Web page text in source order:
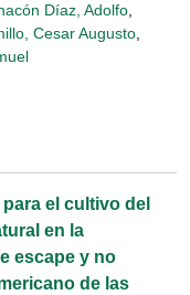
Díaz, Adolfo,
Cesar Augusto
el cultivo del
en la
escape y no
de las